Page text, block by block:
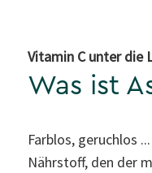
Vitamin C unter die
Was ist
Farblos, geruchlos
Nährstoff, den der